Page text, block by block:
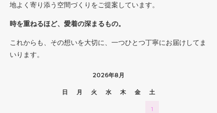
地よく寄り添う空間づくりをご提案しています。
時を重ねるほど、愛着の深まるもの。
これからも、その想いを大切に、一つひとつ丁寧にお届けしてま
いります。
2026年8月
日 月 火 水 木 金 土
1